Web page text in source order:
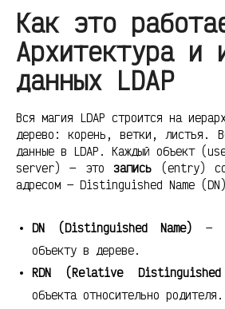
Как это
Архитектура и
данных LDAP
Вся магия LDAP строится на
дерево: корень, ветки, листья.
данные в LDAP. Каждый объект
server) — это запись (entry) со
адресом — Distinguished Name
DN (Distinguished Name) —
объекту в дереве.
RDN (Relative Distinguished
объекта относительно родителя.